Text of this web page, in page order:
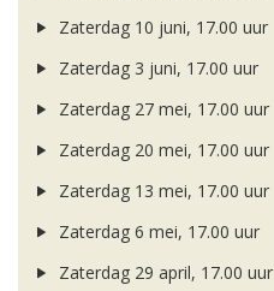
Zaterdag 10 juni, 17.00 uur
Zaterdag 3 juni, 17.00 uur
Zaterdag 27 mei, 17.00 uur
Zaterdag 20 mei, 17.00 uur
Zaterdag 13 mei, 17.00 uur
Zaterdag 6 mei, 17.00 uur
Zaterdag 29 april, 17.00 uur